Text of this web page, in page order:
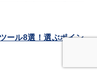
ール8選！選ぶポイン